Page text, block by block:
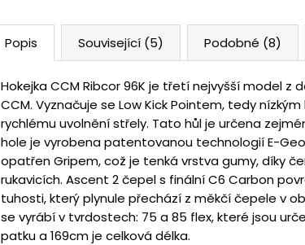
Popis Související (5) Podobné (8)
Hokejka CCM Ribcor 96K je třetí nejvyšší model
CCM. Vyznačuje se Low Kick Pointem, tedy
rychlému uvolnění střely. Tato hůl je určena
hole je vyrobena patentovanou technologií E-
opatřen Gripem, což je tenká vrstva gumy, díky
rukavicích. Ascent 2 čepel s finální C6 Carbon
tuhosti, který plynule přechází z měkčí čepele v
se vyrábí v tvrdostech: 75 a 85 flex, které jsou
patku a 169cm je celková délka.